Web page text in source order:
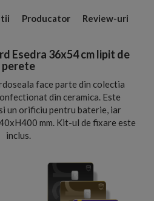
Producator Review-uri
Esedra 36x54 cm lipit de
perete
face parte din colectia
din ceramica. Este
un orificiu pentru baterie, iar
mm. Kit-ul de fixare este
inclus.